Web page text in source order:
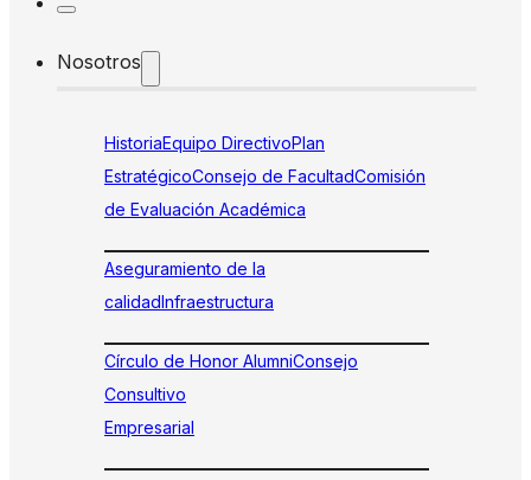
Nosotros
HistoriaEquipo DirectivoPlan
EstratégicoConsejo de FacultadComisión
de Evaluación Académica
Aseguramiento de la
calidadInfraestructura
Círculo de Honor AlumniConsejo
Consultivo
Empresarial